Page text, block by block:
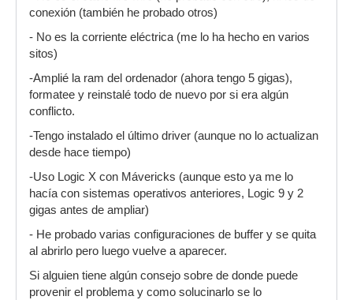
conexión (también he probado otros)
- No es la corriente eléctrica (me lo ha hecho en varios
sitos)
-Amplié la ram del ordenador (ahora tengo 5 gigas),
formatee y reinstalé todo de nuevo por si era algún
conflicto.
-Tengo instalado el último driver (aunque no lo actualizan
desde hace tiempo)
-Uso Logic X con Mávericks (aunque esto ya me lo
hacía con sistemas operativos anteriores, Logic 9 y 2
gigas antes de ampliar)
- He probado varias configuraciones de buffer y se quita
al abrirlo pero luego vuelve a aparecer.
Si alguien tiene algún consejo sobre de donde puede
provenir el problema y como solucinarlo se lo